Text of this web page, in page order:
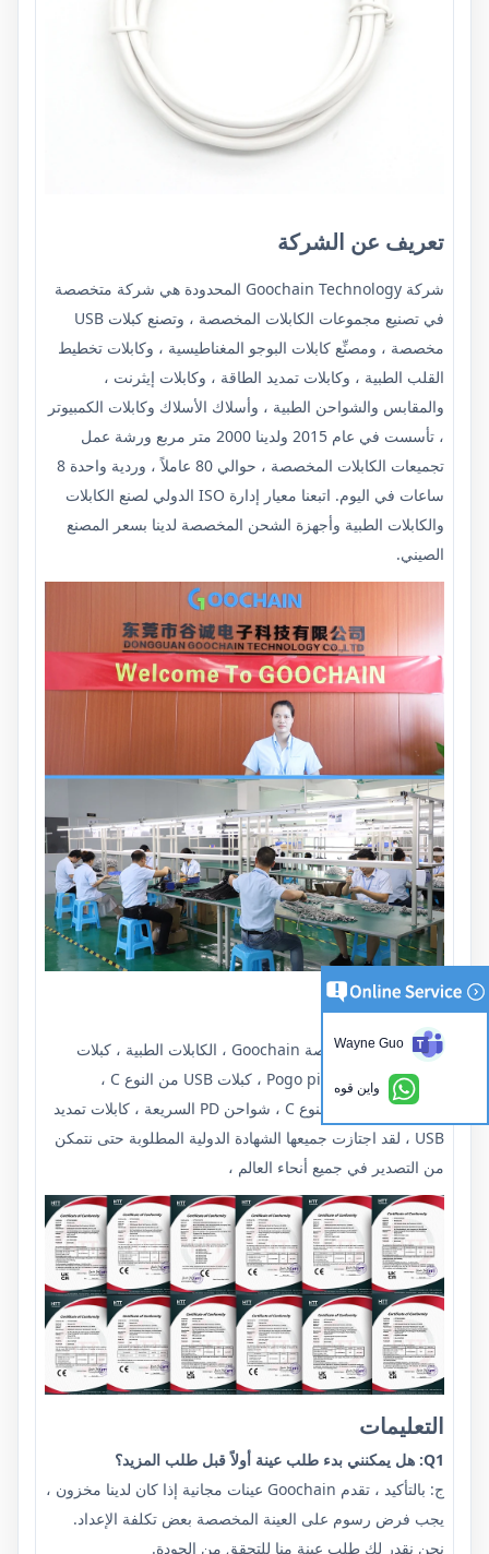
تعريف عن الشركة
شركة Goochain Technology المحدودة
هي شركة متخصصة
في تصنيع مجموعات الكابلات المخصصة ، وتصنع كبلات USB
مخصصة ، ومصنِّع كابلات البوجو المغناطيسية ، وكابلات تخطيط
القلب الطبية ، وكابلات تمديد الطاقة ، وكابلات إيثرنت ،
والمقابس والشواحن الطبية ، وأسلاك الأسلاك وكابلات الكمبيوتر
، تأسست في عام 2015 ولدينا 2000 متر مربع ورشة عمل
تجميعات الكابلات المخصصة ، حوالي 80 عاملاً ، وردية واحدة 8
ساعات في اليوم. اتبعنا معيار إدارة ISO الدولي لصنع الكابلات
والكابلات الطبية وأجهزة الشحن المخصصة لدينا بسعر المصنع
الصيني.
الشهادات:
كابلات USB المخصصة Goochain ، الكابلات الطبية ، كبلات
الكمبيوتر ، كابلات Pogo pin ، كبلات USB من النوع C ،
موصلات USB من النوع C ، شواحن PD السريعة ، كابلات تمديد
USB ، لقد اجتازت جميعها الشهادة الدولية المطلوبة حتى نتمكن
من التصدير في جميع أنحاء العالم ،
التعليمات
Q1: هل يمكنني بدء طلب عينة أولاً قبل طلب المزيد؟
ج: بالتأكيد ، تقدم Goochain عينات مجانية إذا كان لدينا مخزون ،
يجب فرض رسوم على العينة المخصصة بعض تكلفة الإعداد.
نحن نقدر لك طلب عينة منا للتحقق من الجودة.
Wayne Guo
واين قوه